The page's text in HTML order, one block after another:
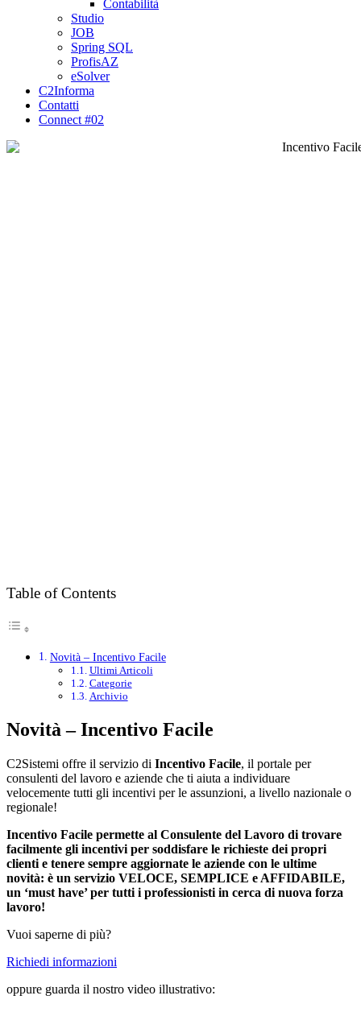
Contabilità
Studio
JOB
Spring SQL
ProfisAZ
eSolver
C2Informa
Contatti
Connect #02
Table of Contents
Novità – Incentivo Facile
Ultimi Articoli
Categorie
Archivio
Novità – Incentivo Facile
C2Sistemi offre il servizio di Incentivo Facile, il portale per
consulenti del lavoro e aziende che ti aiuta a individuare
velocemente tutti gli incentivi per le assunzioni, a livello nazionale o
regionale!
Incentivo Facile permette al Consulente del Lavoro di trovare
facilmente gli incentivi per soddisfare le richieste dei propri
clienti e tenere sempre aggiornate le aziende con le ultime
novità: è un servizio VELOCE, SEMPLICE e AFFIDABILE,
un ‘must have’ per tutti i professionisti in cerca di nuova forza
lavoro!
Vuoi saperne di più?
Richiedi informazioni
oppure guarda il nostro video illustrativo: